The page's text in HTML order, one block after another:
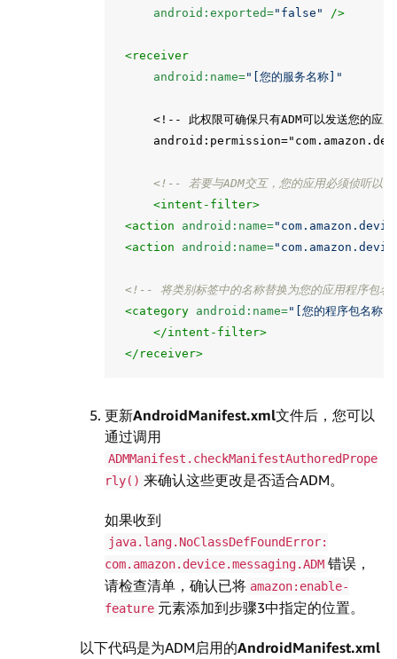
android:exported="false" />
<receiver
android:name="[您的服务名称]"
<!--
此权限可确保只有ADM可以发送您的应
<!-- 若要与ADM交互，您的应用必须侦听以
<intent-filter>
<action
android:name=
<action
android:name=
<!-- 将类别标签中的名称替换为您的应用程序包
<category android:name="[您的程序包名称]"
</intent-filter>
</receiver>
更新AndroidManifest.xml文件后，您可以
通过调用
ADMManifest.checkManifestAuthoredPrope
rly() 来确认这些更改是否适合ADM。
如果收到
java.lang.NoClassDefFoundError:
com.amazon.device.messaging.ADM 错误，
请检查清单，确认已将 amazon:enable-
feature 元素添加到步骤3中指定的位置。
以下代码是为ADM启用的AndroidManifest.xml